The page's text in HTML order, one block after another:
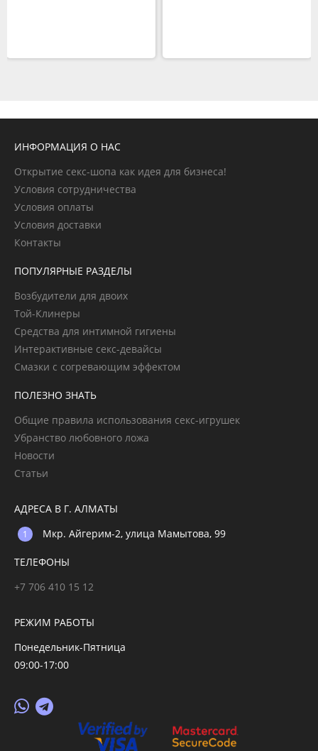
ИНФОРМАЦИЯ О НАС
Открытие секс-шопа как идея для бизнеса!
Условия сотрудничества
Условия оплаты
Условия доставки
Контакты
ПОПУЛЯРНЫЕ РАЗДЕЛЫ
Возбудители для двоих
Той-Клинеры
Средства для интимной гигиены
Интерактивные секс-девайсы
Смазки с согревающим эффектом
ПОЛЕЗНО ЗНАТЬ
Общие правила использования секс-игрушек
Убранство любовного ложа
Новости
Статьи
АДРЕСА В Г. АЛМАТЫ
Мкр. Айгерим-2, улица Мамытова, 99
ТЕЛЕФОНЫ
+7 706 410 15 12
РЕЖИМ РАБОТЫ
Понедельник-Пятница
09:00-17:00